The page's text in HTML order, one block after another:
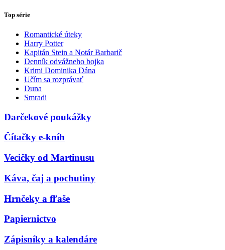
Top série
Romantické úteky
Harry Potter
Kapitán Stein a Notár Barbarič
Denník odvážneho bojka
Krimi Dominika Dána
Učím sa rozprávať
Duna
Smradi
Darčekové poukážky
Čítačky e-kníh
Vecičky od Martinusu
Káva, čaj a pochutiny
Hrnčeky a fľaše
Papiernictvo
Zápisníky a kalendáre